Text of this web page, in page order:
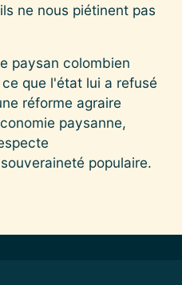
ne nous piétinent pas
paysan colombien
que l'état lui a refusé
réforme agraire
paysanne,
populaire.